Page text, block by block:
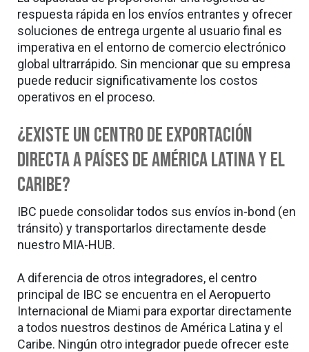
respuesta rápida en los envíos entrantes y ofrecer
soluciones de entrega urgente al usuario final es
imperativa en el entorno de comercio electrónico
global ultrarrápido. Sin mencionar que su empresa
puede reducir significativamente los costos
operativos en el proceso.
¿Existe un Centro de exportación
directa a países de América Latina y el
Caribe?
IBC puede consolidar todos sus envíos in-bond (en
tránsito) y transportarlos directamente desde
nuestro MIA-HUB.
A diferencia de otros integradores, el centro
principal de IBC se encuentra en el Aeropuerto
Internacional de Miami para exportar directamente
a todos nuestros destinos de América Latina y el
Caribe. Ningún otro integrador puede ofrecer este